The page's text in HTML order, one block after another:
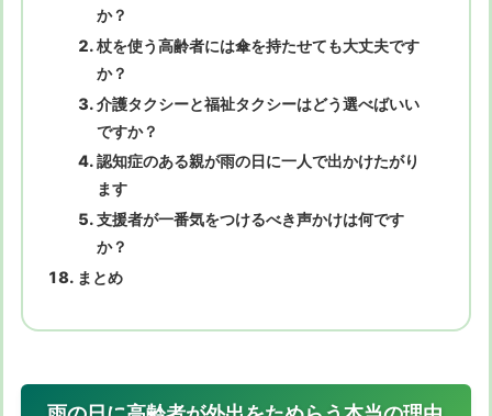
か？
杖を使う高齢者には傘を持たせても大丈夫です
か？
介護タクシーと福祉タクシーはどう選べばいい
ですか？
認知症のある親が雨の日に一人で出かけたがり
ます
支援者が一番気をつけるべき声かけは何です
か？
まとめ